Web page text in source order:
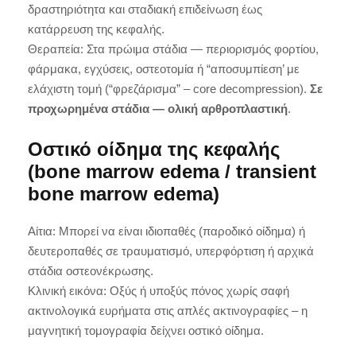
δραστηριότητα και σταδιακή επιδείνωση έως
κατάρρευση της κεφαλής.
Θεραπεία: Στα πρώιμα στάδια — περιορισμός φορτίου,
φάρμακα, εγχύσεις, οστεοτομία ή “αποσυμπίεση’ με
ελάχιστη τομή (“φρεζάρισμα” – core decompression). Σε
προχωρημένα στάδια — ολική αρθροπλαστική.
Οστικό οίδημα της κεφαλής
(bone marrow edema / transient
bone marrow edema)
Αίτια: Μπορεί να είναι ιδιοπαθές (παροδικό οίδημα) ή
δευτεροπαθές σε τραυματισμό, υπερφόρτιση ή αρχικά
στάδια οστεονέκρωσης.
Κλινική εικόνα: Οξύς ή υποξύς πόνος χωρίς σαφή
ακτινολογικά ευρήματα στις απλές ακτινογραφίες – η
μαγνητική τομογραφία δείχνει οστικό οίδημα.